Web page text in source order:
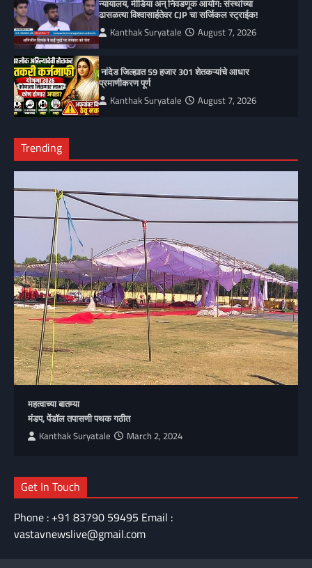
न्यायालय, मीडिया अन् निवडणूक आयोग: संस्थांच्या
ढासळत्या विश्वासार्हतेवर CJP चा सर्जिकल स्ट्राईक!
Kanthak Suryatale August 7, 2026
नांदेड जिल्ह्यात 59 हजार 301 शेतकऱ्यांचे आधार
प्रमाणीकरण पूर्ण
Kanthak Suryatale August 7, 2026
Trending
महत्वाच्या बातम्या
मंडप, पेंडॉल तपासणी पथक गठीत
Kanthak Suryatale March 2, 2024
Get In Touch
Phone : +91 83790 59495 Email :
vastavnewslive@gmail.com